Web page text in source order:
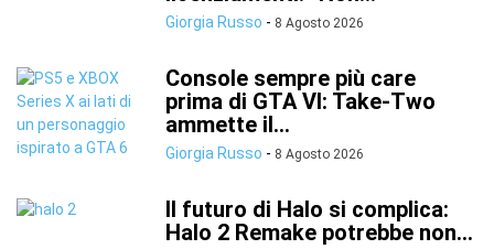
Giorgia Russo - 8 Agosto 2026
Console sempre più care
prima di GTA VI: Take-Two
ammette il...
Giorgia Russo - 8 Agosto 2026
Il futuro di Halo si complica:
Halo 2 Remake potrebbe non...